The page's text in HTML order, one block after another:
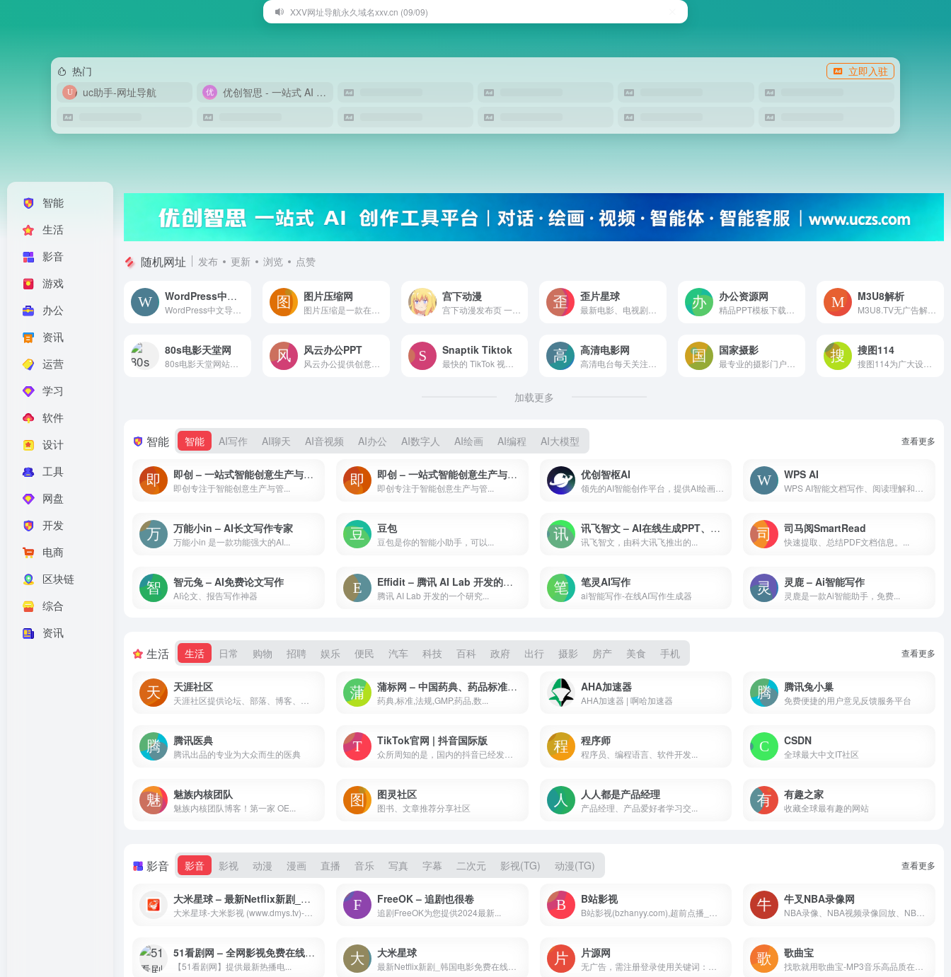
智能
生活
影音
游戏
办公
资讯
运营
学习
软件
设计
工具
网盘
开发
电商
区块链
综合
资讯
XXV网址导航永久域名xxv.cn (09/09)
热门
立即入驻
uc助手-网址导航
优创智思 - 一站式 AI 智能创作平台
随机网址 发布 更新 浏览 点赞
WordPress中文站长导航 图片压缩网 宫下动漫
宫下动漫发布页 一个遗落的二次元世界！
歪片星球 办公资源网 M3U8解析
80s电影天堂网 风云办公PPT
风云办公提供创意精美PPT模板下载，海量创意精美PPT模板尽在风云办公，作品文字图片可编辑修改，下载PPT模板素材就到风云办公。嘛哩嘛哩编辑已经浏览过该网站，安全可靠、网站布局整洁、内容丰富、访问速度正常，需要这方面资源可以放心浏览!
Snaptik Tiktok
最快的 TikTok 视频下载器 - 您可以使用 snaptik.dev 在线下载无水印的 TikTok mp4 视频，两次点击保存您的视频，快速且免费 嘛哩嘛哩编辑已经浏览过该网站，安全可靠、网站布局整洁、内容丰富、访问速度正常，需要这方面资源可以放心浏览!
高清电影网 国家摄影 搜图114
加载更多
智能 智能 AI写作 AI聊天 AI音视频 AI办公 AI数字人 AI绘画 AI编程 AI大模型 查看更多
即创 – 一站式智能创意生产与管理平台
即创专注于智能创意生产与管...
即创 – 一站式智能创意生产与管理平台
即创专注于智能创意生产与管...
优创智枢AI
领先的AI智能创作平台，提供AI绘画、写作、视频生成等20+工具，助力内容创作与商业变现。
WPS AI
万能小in – AI长文写作专家
万能小in 是一款功能强大的AI...
豆包
豆包是你的智能小助手，可以...
讯飞智文 – AI在线生成PPT、Word
讯飞智文，由科大讯飞推出的...
司马阅SmartRead
快速提取、总结PDF文档信息。...
智元兔 – AI免费论文写作
AI论文、报告写作神器
Effidit – 腾讯 AI Lab 开发的智能创作助手
腾讯 AI Lab 开发的一个研究...
笔灵AI写作
ai智能写作-在线AI写作生成器
灵鹿 – Ai智能写作
灵鹿是一款Ai智能助手，免费...
生活 生活 日常 购物 招聘 娱乐 便民 汽车 科技 百科 政府 出行 摄影 房产 美食 手机 查看更多
天涯社区 蒲标网 – 中国药典、药品标准、法规在线查询
药典,标准,法规,GMP,药品,数...
AHA加速器
AHA加速器 | 啊哈加速器
腾讯兔小巢
免费便捷的用户意见反馈服务平台
腾讯医典
腾讯出品的专业为大众而生的医典
TikTok官网 | 抖音国际版
众所周知的是，国内的抖音已经发布了抖音网页版，也就是说，我们通过电脑浏览器或者手机浏览器就可以刷抖音了，而作为“抖音国际版”的TikTok 也顺理成章的推出了 TikTok 网页版。
程序师
程序员、编程语言、软件开发...
CSDN
全球最大中文IT社区
魅族内核团队
魅族内核团队博客！第一家 OE...
图灵社区
图书、文章推荐分享社区
人人都是产品经理
产品经理、产品爱好者学习交...
有趣之家
收藏全球最有趣的网站
影音 影音 影视 动漫 漫画 直播 音乐 写真 字幕 二次元 影视(TG) 动漫(TG) 查看更多
大米星球 – 最新Netflix新剧_韩国电影免费在线观看 FreeOK – 追剧也很卷
追剧FreeOK为您提供2024最新...
B站影视 牛叉NBA录像网
51看剧网 – 全网影视免费在线看「高清无广告」
【51看剧网】提供最新热播电...
大米星球 片源网 歌曲宝